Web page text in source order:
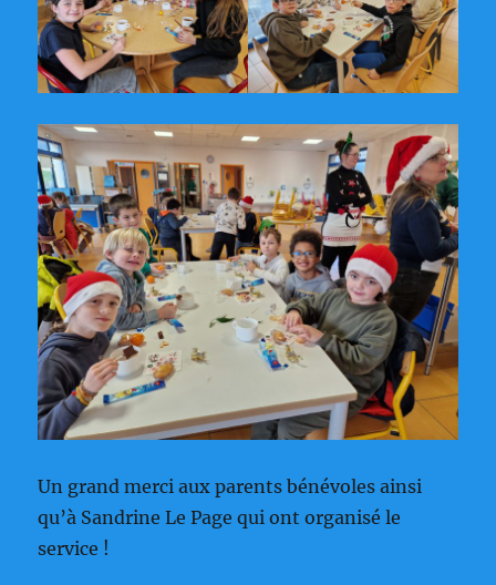
Un grand merci aux parents bénévoles ainsi
qu’à Sandrine Le Page qui ont organisé le
service !